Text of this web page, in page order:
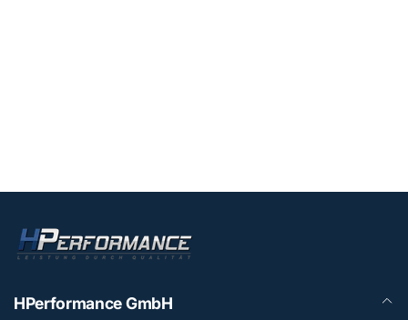
HPerformance GmbH